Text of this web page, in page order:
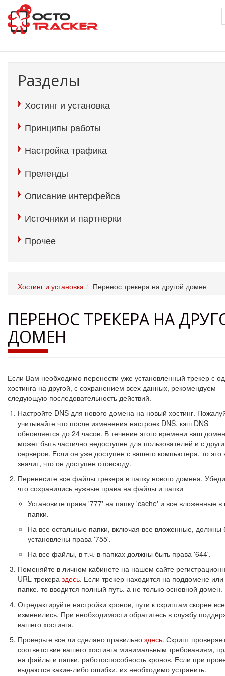
Перейти
основному
содержанию
Разделы
Хостинг и установка
Принципы работы
Настройка трафика
Преленды
Описание интерфейса
Источники и партнерки
Прочее
Хостинг и установка Перенос трекера на другой домен
ПЕРЕНОС ТРЕКЕРА НА
ДОМЕН
Если Вам необходимо перенести уже установленный трекер с
хостинга на другой, с сохранением всех данных, рекомендуем
следующую последовательность действий.
Настройте DNS для нового домена на новый хостинг.
учитывайте что после изменения настроек DNS, кэш DNS
обновляется до 24 часов. В течение этого времени ваш домен
может быть частично недоступен для пользователей и с
серверов. Если он уже доступен с вашего компьютера, то это
значит, что он доступен отовсюду.
Перенесите все файлы трекера в папку нового домена.
что сохранились нужные права на файлы и папки
Установите права '777' на папку 'cache' и все вложенные в
папки.
На все остальные папки, включая все вложенные, должны
установлены права '755'.
На все файлы, в т.ч. в папках должны быть права '644'.
Поменяйте в личном кабинете на нашем сайте
URL трекера здесь. Если трекер находится на поддомене или
папке, то вводится полный путь, а не только основной домен.
Отредактируйте настройки кронов, пути к скриптам скорее
изменились. При необходимости обратитесь в службу
вашего хостинга.
Проверьте все ли сделано правильно здесь. Скрипт
соответствие вашего хостинга минимальным требованиям,
на файлы и папки, работоспособность кронов. Если при
выдаются какие-либо ошибки, их необходимо устранить.